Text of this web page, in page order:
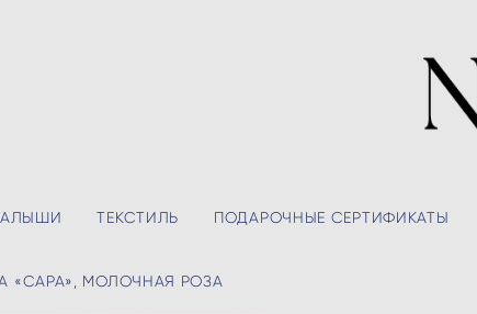
ТЕКСТИЛЬ ПОДАРОЧНЫЕ СЕРТИФИКАТЫ
«САРА», МОЛОЧНАЯ РОЗА